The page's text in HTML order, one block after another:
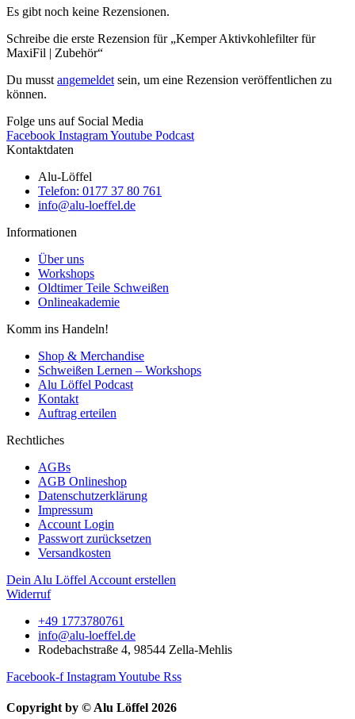
Es gibt noch keine Rezensionen.
Schreibe die erste Rezension für „Kemper Aktivkohlefilter für
MaxiFil | Zubehör“
Du musst angemeldet sein, um eine Rezension veröffentlichen zu
können.
Folge uns auf Social Media
Facebook InstagramYoutube Podcast
Kontaktdaten
Alu-Löffel
Telefon: 0177 37 80 761
info@alu-loeffel.de
Informationen
Über uns
Workshops
Oldtimer Teile Schweißen
Onlineakademie
Komm ins Handeln!
Shop & Merchandise
Schweißen Lernen – Workshops
Alu Löffel Podcast
Kontakt
Auftrag erteilen
Rechtliches
AGBs
AGB Onlineshop
Datenschutzerklärung
Impressum
Account Login
Passwort zurücksetzen
Versandkosten
Dein Alu Löffel Account erstellen
Widerruf
+49 1773780761
info@alu-loeffel.de
Rodebachstraße 4, 98544 Zella-Mehlis
Facebook-f InstagramYoutube Rss
Copyright by © Alu Löffel 2026